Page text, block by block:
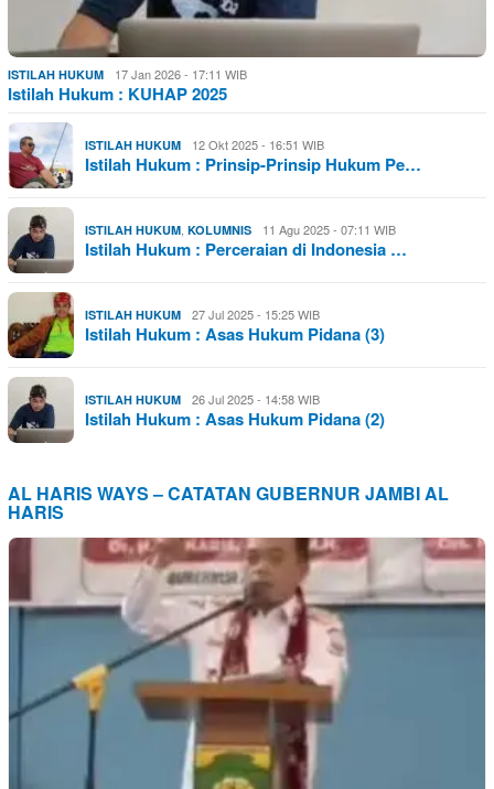
ISTILAH HUKUM 17 Jan 2026 - 17:11 WIB
Istilah Hukum : KUHAP 2025
ISTILAH HUKUM 12 Okt 2025 - 16:51 WIB
Istilah Hukum : Prinsip-Prinsip Hukum Pe…
ISTILAH HUKUM, KOLUMNIS 11 Agu 2025 - 07:11 WIB
Istilah Hukum : Perceraian di Indonesia …
ISTILAH HUKUM 27 Jul 2025 - 15:25 WIB
Istilah Hukum : Asas Hukum Pidana (3)
ISTILAH HUKUM 26 Jul 2025 - 14:58 WIB
Istilah Hukum : Asas Hukum Pidana (2)
AL HARIS WAYS – CATATAN GUBERNUR JAMBI AL
HARIS